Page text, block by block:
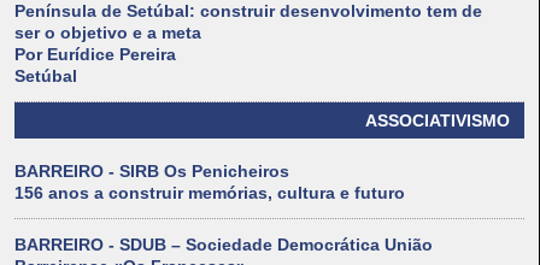
Península de Setúbal: construir desenvolvimento tem de
ser o objetivo e a meta
Por Eurídice Pereira
Setúbal
ASSOCIATIVISMO
BARREIRO - SIRB Os Penicheiros
156 anos a construir memórias, cultura e futuro
BARREIRO - SDUB – Sociedade Democrática União